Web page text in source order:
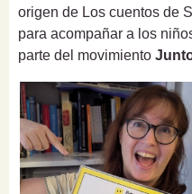
origen de Los cuentos de
para acompañar a los
parte del movimiento